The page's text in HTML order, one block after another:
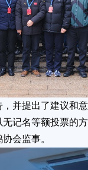
并提出了建议和意
记名等额投票的
会监事。